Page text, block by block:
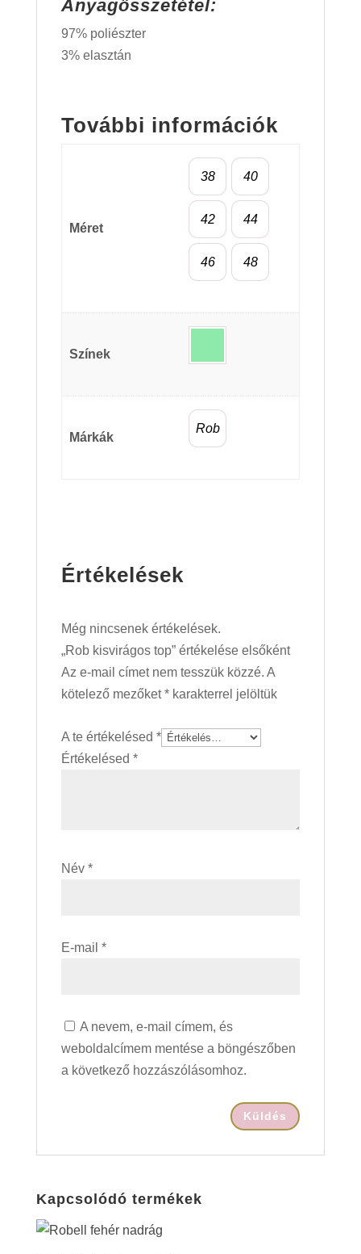
Anyagösszetétel:
97% poliészter
3% elasztán
További információk
Méret
38 40
42 44
46 48
Színek
Márkák
Rob
Értékelések
Még nincsenek értékelések.
„Rob kisvirágos top” értékelése elsőként
Az e-mail címet nem tesszük közzé. A
kötelező mezőket*karakterrel jelöltük
A te értékelésed *
Értékelésed *
Név *
E-mail *
A nevem, e-mail címem, és
weboldalcímem mentése a böngészőben
a következő hozzászólásomhoz.
Kapcsolódó termékek